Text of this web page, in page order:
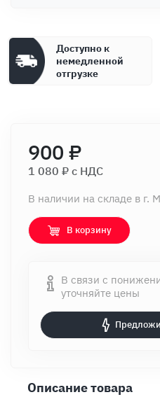
Доступно к
немедленной
отгрузке
900 ₽
1 080 ₽ c НДС
В наличии на складе в г.
В корзину
В связи с
уточняйте цены
Описание товара